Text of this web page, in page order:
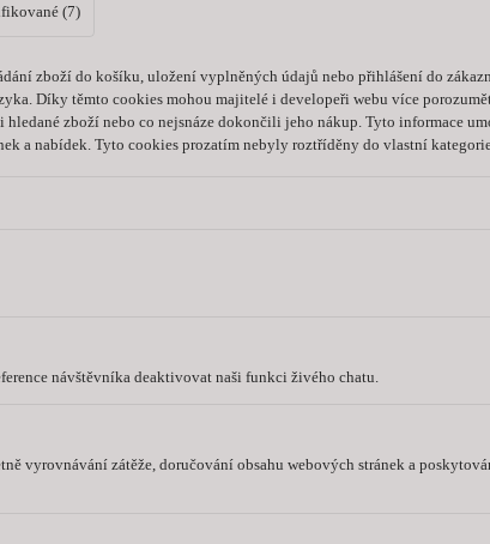
(7)
zboží do košíku, uložení vyplněných údajů nebo přihlášení do
Díky těmto cookies mohou majitelé i developeři webu více
zboží nebo co nejsnáze dokončili jeho nákup. Tyto informace
a nabídek. Tyto cookies prozatím nebyly roztříděny do vlastní
návštěvníka deaktivovat naši funkci živého chatu.
vyrovnávání zátěže, doručování obsahu webových stránek a